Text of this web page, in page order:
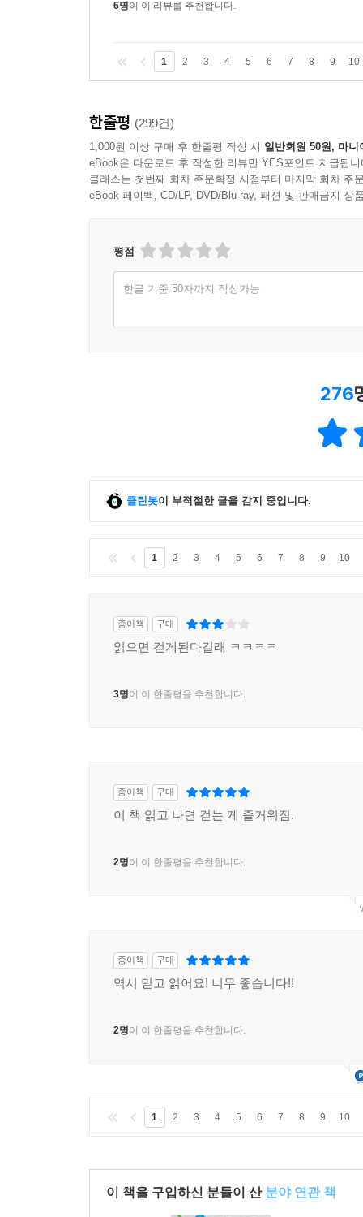
삶은 그냥 살아나가는 것이다. 건강하게, 열심
머물면 어떤 사건이 혹은 어떤 사람이 나를 망
티베트어로 ‘인간’은 ‘걷는 존재’ 혹은 ‘걸으면서
어떤 상황에서도 한 발 더 내딛는 것을 포기하지 않
_「걷는 자를 위한 기도」, 291~292쪽)
6명이 이 리뷰를 추천합니다.
1 2 3 4 5 6 7 8 9 10
한줄평 (299건)
1,000원 이상 구매 후 한줄평 작성 시 일반회원 50원, 마니
eBook은 다운로드 후 작성한 리뷰만 YES포인트 지급됩니
클래스는 첫번째 회차 주문확정 시점부터 마지막 회차 주
eBook 페이백, CD/LP, DVD/Blu-ray, 패션 및 판매금지 상
평점
한글 기준 50자까지 작성가능
276
클린봇이 부적절한 글을 감지 중입니다.
1 2 3 4 5 6 7 8 9 10
종이책 구매
읽으면 걷게된다길래 ㅋㅋㅋㅋ
3명이 이 한줄평을 추천합니다.
종이책 구매
이 책 읽고 나면 걷는 게 즐거워짐.
2명이 이 한줄평을 추천합니다.
종이책 구매
역시 믿고 읽어요! 너무 좋습니다!!
2명이 이 한줄평을 추천합니다.
1 2 3 4 5 6 7 8 9 10
이 책을 구입하신 분들이 산 분야 연관 책